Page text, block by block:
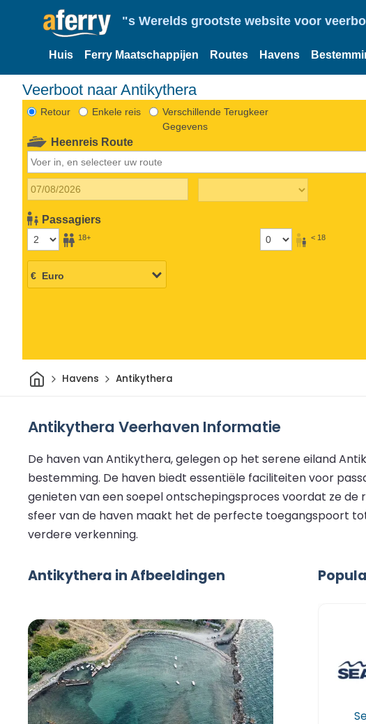
"s Werelds grootste website voor
Huis Ferry Maatschappijen Routes Havens
Veerboot naar Antikythera
Retour Enkele reis
Verschillende Terugkeer
Gegevens
Heenreis Route
Passagiers
18+ < 18
ThuisHavens Antikythera
Antikythera Veerhaven Informatie
De haven van Antikythera, gelegen op het serene eiland
bestemming. De haven biedt essentiële faciliteiten voor
genieten van een soepel ontschepingsproces voordat ze
sfeer van de haven maakt het de perfecte toegangspoort
verdere verkenning.
Antikythera in Afbeeldingen